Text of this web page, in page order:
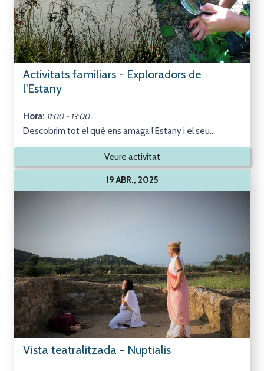
Activitats familiars - Exploradors de
l'Estany
Hora: 11:00 - 13:00
Descobrim tot el què ens amaga l’Estany i el seu...
Veure activitat
19 ABR., 2025
Vista teatralitzada - Nuptialis